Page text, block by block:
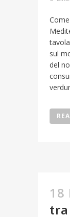
sul
del
18